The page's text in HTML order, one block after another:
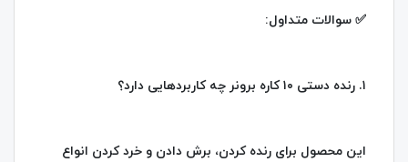
✅ سوالات متداول:
۱. رنده دستی ۱۰ کاره برونر چه کاربردهایی دارد؟
این محصول برای رنده کردن، برش دادن و خرد کردن انواع